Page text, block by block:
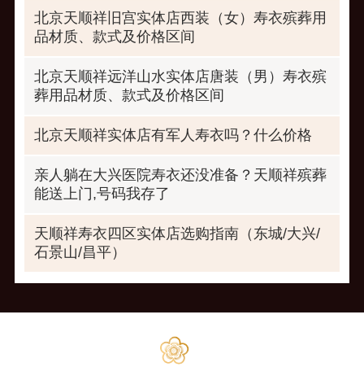
北京天顺祥旧宫实体店西装（女）寿衣殡葬用
品材质、款式及价格区间
北京天顺祥远洋山水实体店唐装（男）寿衣殡
葬用品材质、款式及价格区间
北京天顺祥实体店有军人寿衣吗？什么价格
亲人躺在大兴医院寿衣还没准备？天顺祥殡葬
能送上门,号码我存了
天顺祥寿衣四区实体店选购指南（东城/大兴/
石景山/昌平）